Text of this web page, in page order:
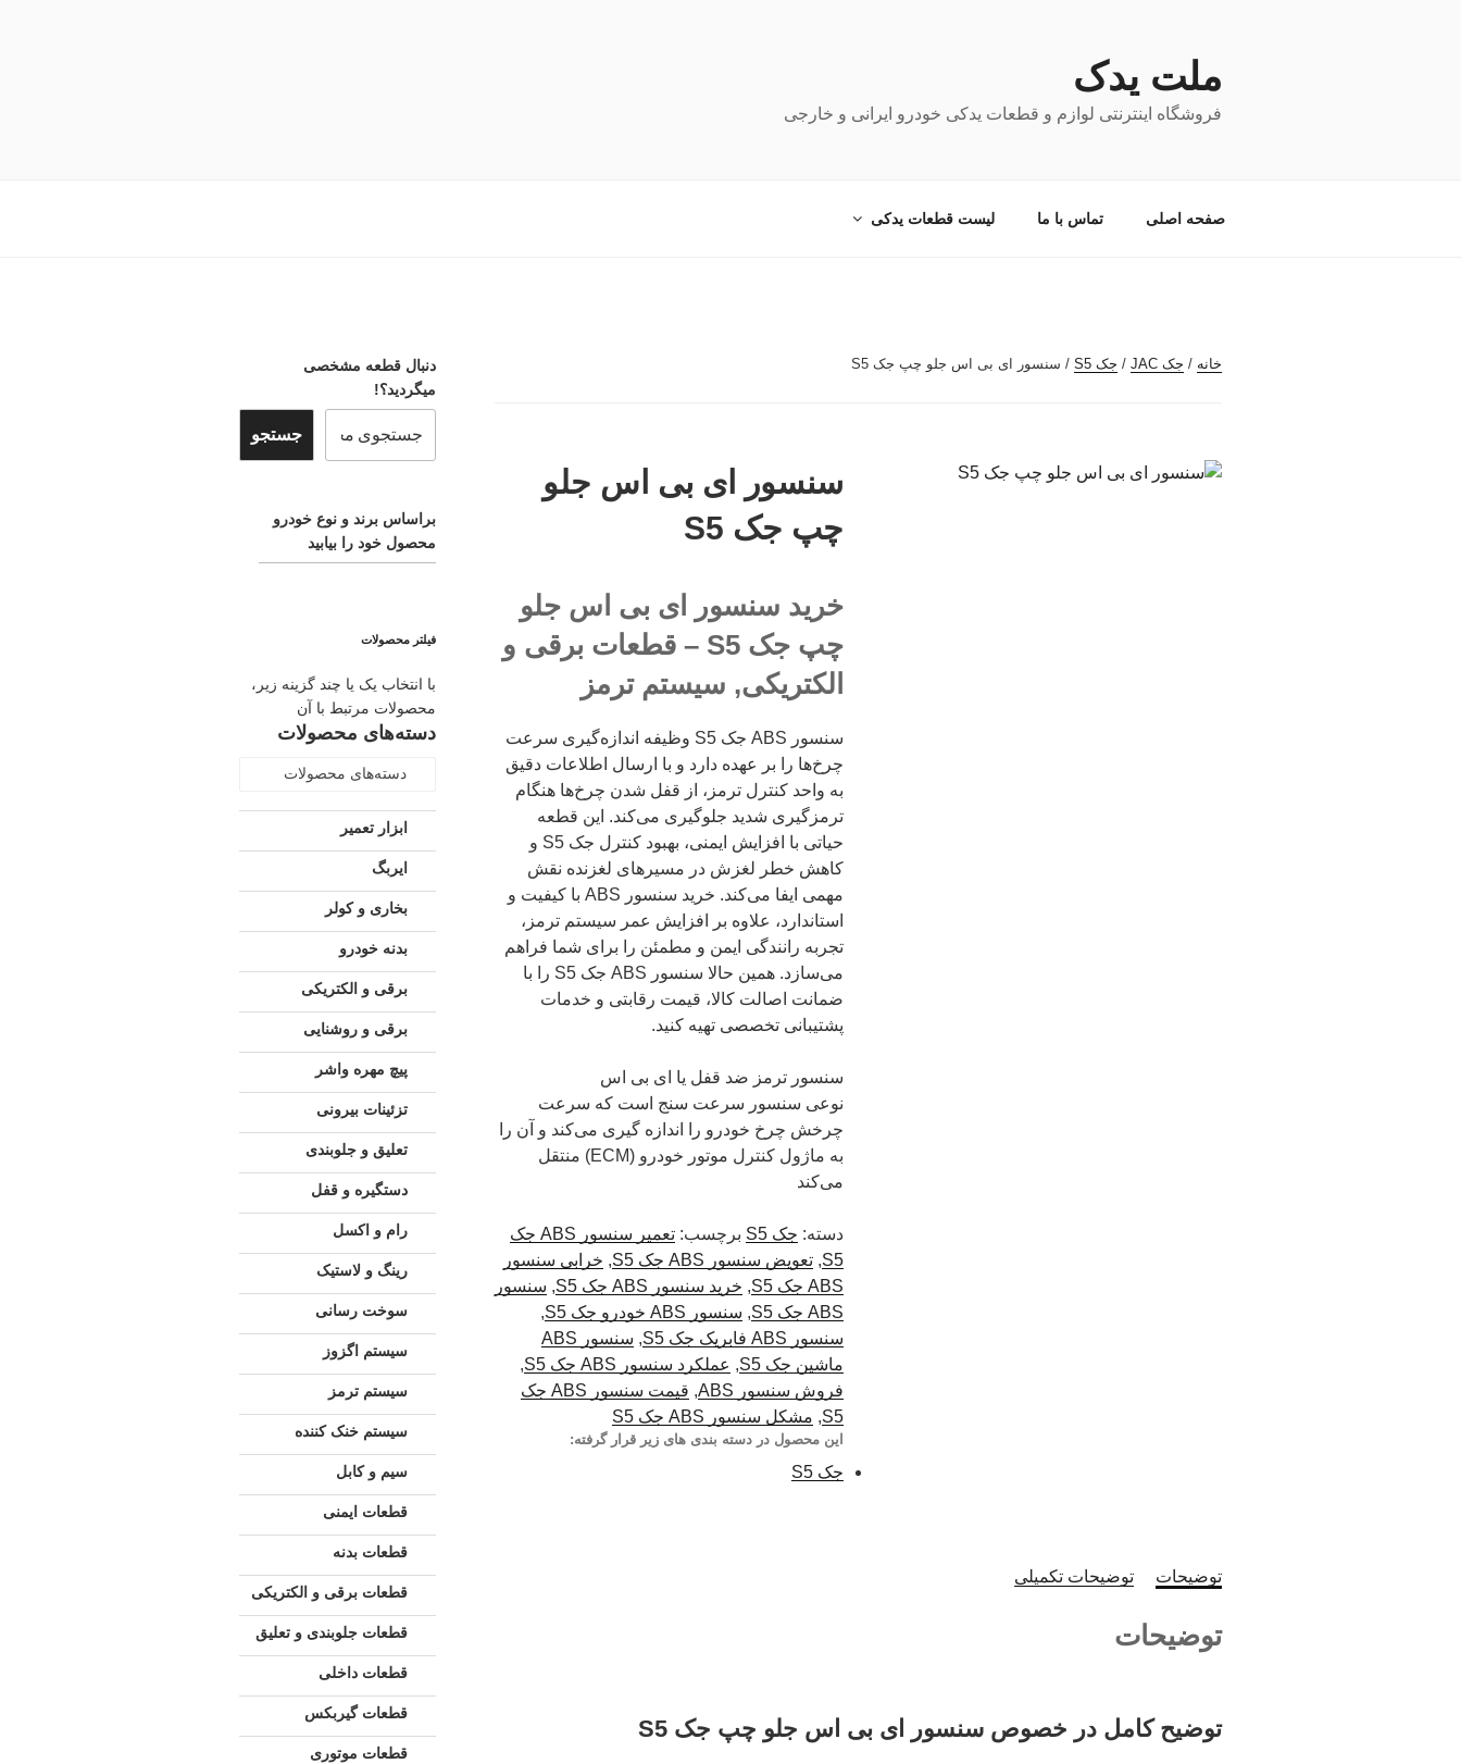
ملت یدک
فروشگاه اینترنتی لوازم و قطعات یدکی خودرو ایرانی و خارجی
صفحه اصلی تماس با ما لیست قطعات یدکی
خانه / جک JAC / جک S5 / سنسور ای بی اس جلو چپ جک S5
سنسور ای بی اس جلو
چپ جک S5
خرید سنسور ای بی اس جلو
چپ جک S5 – قطعات برقی و
الکتریکی, سیستم ترمز
سنسور ABS جک S5 وظیفه اندازه‌گیری سرعت
چرخ‌ها را بر عهده دارد و با ارسال اطلاعات دقیق
به واحد کنترل ترمز، از قفل شدن چرخ‌ها هنگام
ترمزگیری شدید جلوگیری می‌کند. این قطعه
حیاتی با افزایش ایمنی، بهبود کنترل جک S5 و
کاهش خطر لغزش در مسیرهای لغزنده نقش
مهمی ایفا می‌کند. خرید سنسور ABS با کیفیت و
استاندارد، علاوه بر افزایش عمر سیستم ترمز،
تجربه رانندگی ایمن و مطمئن را برای شما فراهم
می‌سازد. همین حالا سنسور ABS جک S5 را با
ضمانت اصالت کالا، قیمت رقابتی و خدمات
پشتیبانی تخصصی تهیه کنید.
سنسور ترمز ضد قفل یا ای بی اس
نوعی سنسور سرعت سنج است که سرعت
چرخش چرخ خودرو را اندازه گیری می‌کند و آن را
به ماژول کنترل موتور خودرو (ECM) منتقل
می‌کند
دسته: جک S5 برچسب:
تعمیر سنسور ABS جک
S5
, تعویض سنسور ABS جک S5 , خرابی سنسور
ABS جک S5
, خرید سنسور ABS جک S5 , سنسور
ABS جک S5
, سنسور ABS خودرو جک S5
,
سنسور ABS فابریک جک S5
,
سنسور ABS
ماشین جک S5
, عملکرد سنسور ABS جک S5
,
فروش سنسور ABS
,
قیمت سنسور ABS جک
S5
, مشکل سنسور ABS جک S5
این محصول در دسته بندی های زیر قرار گرفته:
جک S5
توضیحات توضیحات تکمیلی
توضیحات
توضیح کامل در خصوص سنسور ای بی اس جلو چپ جک S5
دنبال قطعه مشخصی
میگردید؟!
جستجو
براساس برند و نوع خودرو
محصول خود را بیابید
فیلتر محصولات
با انتخاب یک یا چند گزینه زیر،
محصولات مرتبط با آن
دسته‌های محصولات
دسته‌های محصولات
ابزار تعمیر
ایربگ
بخاری و کولر
بدنه خودرو
برقی و الکتریکی
برقی و روشنایی
پیچ مهره واشر
تزئینات بیرونی
تعلیق و جلوبندی
دستگیره و قفل
رام و اکسل
رینگ و لاستیک
سوخت رسانی
سیستم اگزوز
سیستم ترمز
سیستم خنک کننده
سیم و کابل
قطعات ایمنی
قطعات بدنه
قطعات برقی و الکتریکی
قطعات جلوبندی و تعلیق
قطعات داخلی
قطعات گیربکس
قطعات موتوری